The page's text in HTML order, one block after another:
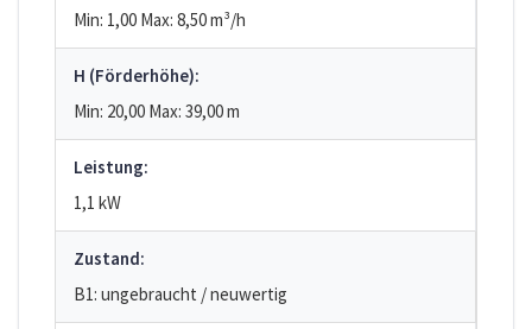
Min: 1,00 Max: 8,50m³/h
H (Förderhöhe):
Min: 20,00 Max: 39,00m
Leistung:
1,1 kW
Zustand:
B1: ungebraucht / neuwertig